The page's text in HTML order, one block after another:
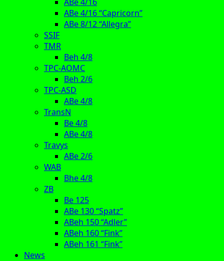
ABe 4/16 “Capricorn”
ABe 8/12 “Allegra”
SSIF
TMR
Beh 4/8
TPC-AOMC
Beh 2/6
TPC-ASD
ABe 4/8
TransN
Be 4/8
ABe 4/8
Travys
ABe 2/6
WAB
Bhe 4/8
ZB
Be 125
ABe 130 “Spatz”
ABeh 150 “Adler”
ABeh 160 “Fink”
ABeh 161 “Fink”
News